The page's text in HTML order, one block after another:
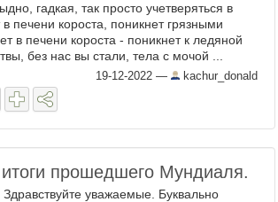
гадкая, так просто учетверяться в
печени короста, поникнет грязными
в печени короста - поникнет к ледяной
без нас вы стали, тела с мочой ...
19-12-2022 — kachur_donald
прошедшего Мундиаля.
Здравствуйте уважаемые. Буквально